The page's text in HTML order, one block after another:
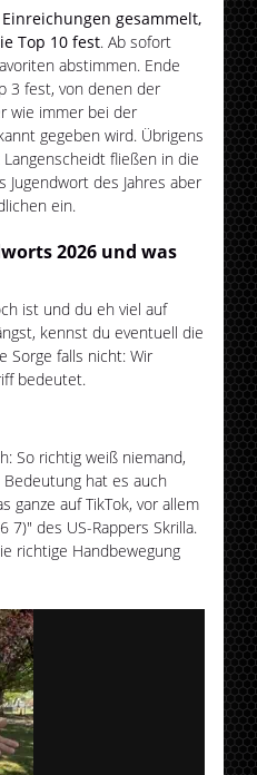
gesammelt,
Top 10 fest. Ab sofort
abstimmen. Ende
3 fest, von denen der
wie immer bei der
gegeben wird. Übrigens
fließen in die
des Jahres aber
ein.
2026 und was
ist und du eh viel auf
kennst du eventuell die
Sorge falls nicht: Wir
bedeutet.
So richtig weiß niemand,
hat es auch
ganze auf TikTok, vor allem
7)" des US-Rappers Skrilla.
richtige Handbewegung